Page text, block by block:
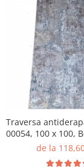
Traversa
00054, 100 x 100,
5 mm
de la